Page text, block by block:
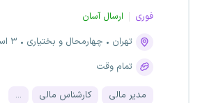
فوری
ارسال آسان
تهران
چهارمحال و بختیاری
۳ استان دیگر
تمام وقت
مدیر مالی کارشناس مالی ...